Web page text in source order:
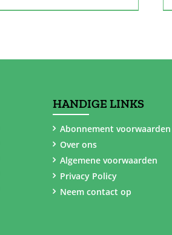
HANDIGE LINKS
Abonnement voorwaarden
Over ons
Algemene voorwaarden
Privacy Policy
Neem contact op